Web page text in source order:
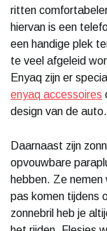
ritten
hiervan is een
een handige plek
te veel afgeleid
Enyaq zijn er
enyaq accessoires
design van de auto.
Daarnaast zijn
opvouwbare
hebben. Ze nemen
pas komen tijdens
zonnebril heb je